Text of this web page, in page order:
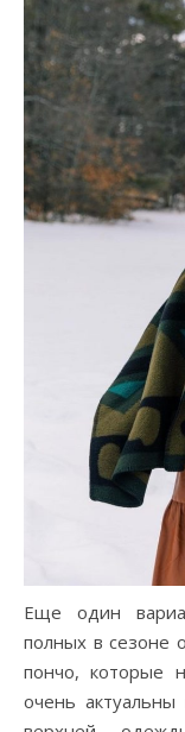
Еще один
полных в сезоне
пончо, которые
очень